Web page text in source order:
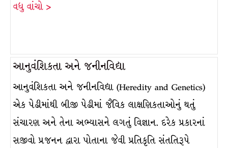
વધુ વાંચો >
આનુવંશિકતા અને જનીનવિદ્યા
આનુવંશિકતા અને જનીનવિદ્યા (Heredity and Genetics)
એક પેઢીમાંથી બીજી પેઢીમાં જૈવિક લાક્ષણિકતાઓનું થતું
સંચારણ અને તેના અભ્યાસને લગતું વિજ્ઞાન. દરેક પ્રકારનાં
સજીવો પ્રજનન દ્વારા પોતાના જેવી પ્રતિકૃતિ સંતતિરૂપે